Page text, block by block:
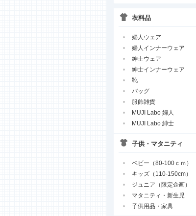
衣料品
婦人ウェア
婦人インナーウェア
紳士ウェア
紳士インナーウェア
靴
バッグ
服飾雑貨
MUJI Labo 婦人
MUJI Labo 紳士
子供・マタニティ
ベビー（80-100ｃｍ）
キッズ（110-150cm）
ジュニア（限定企画）
マタニティ・新生児
子供用品・家具